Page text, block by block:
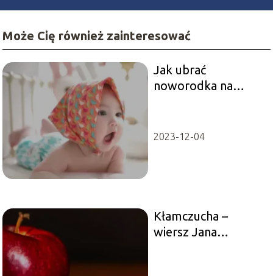
Może Cię również zainteresować
Jak ubrać
noworodka na
2023-12-04
Kłamczucha –
wiersz Jana